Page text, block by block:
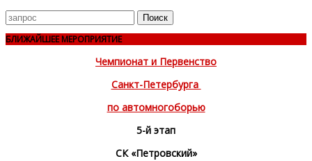
Поиск
для
БЛИЖАЙШЕЕ МЕРОПРИЯТИЕ
Чемпионат и Первенство
Санкт-Петербурга
по автомногоборью
5-й этап
СК «Петровский»